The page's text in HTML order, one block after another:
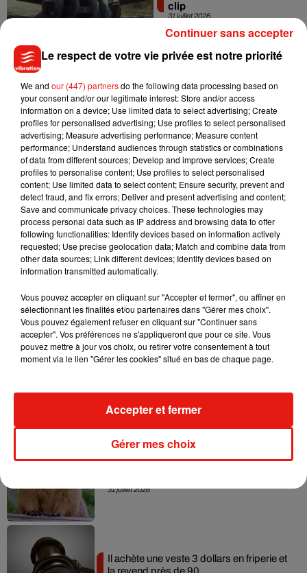
31 juillet 2026
clip
31 juillet 2026
Ariana Grande se libère
dans son nouvel album
« Petals »
Actu positive
31 juillet 2026
Il achète une veste 3 dollars en friperie et
Le respect de votre vie privée est notre priorité
We and our (447) partnersdo the following data processing based on
your consent and/or our legitimate interest: Store and/or access
information on a device; Use limited data to select advertising; Create
profiles for personalised advertising; Use profiles to select personalised
advertising; Measure advertising performance; Measure content
performance; Understand audiences through statistics or combinations
of data from different sources; Develop and improve services; Create
profiles to personalise content; Use profiles to select personalised
content; Use limited data to select content; Ensure security, prevent and
detect fraud, and fix errors; Deliver and present advertising and content;
Save and communicate privacy choices. These technologies may
process personal data such as IP address and browsing data to offer
following functionalities: Identify devices based on information actively
requested; Use precise geolocation data; Match and combine data from
other data sources; Link different devices; Identify devices based on
information transmitted automatically.
Vous pouvez accepter en cliquant sur "Accepter et fermer", ou affiner en
sélectionnant les finalités et/ou partenaires dans "Gérer mes choix".
Vous pouvez également refuser en cliquant sur "Continuer sans
accepter". Vos préférences ne s'appliqueront que pour ce site. Vous
pouvez mettre à jour vos choix, ou retirer votre consentement à tout
moment via le lien "Gérer les cookies" situé en bas de chaque page.
Gérer mes choix
Accepter et fermer
Continuer sans accepter